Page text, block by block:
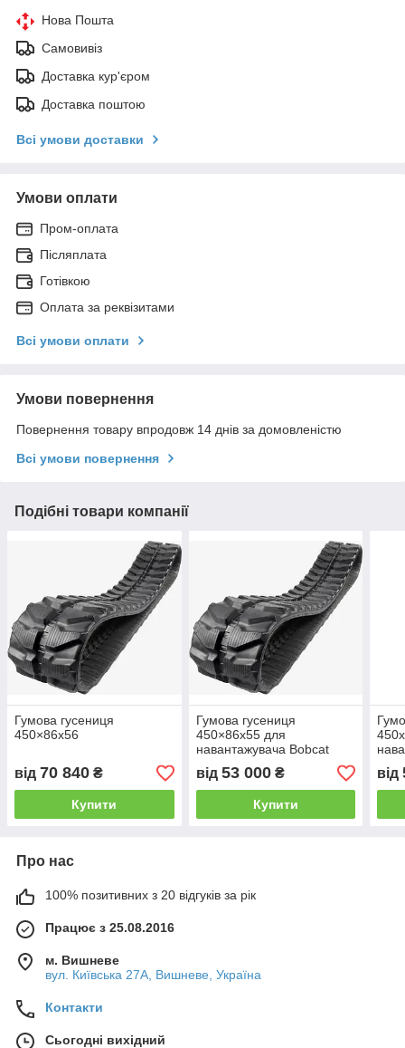
Нова Пошта
Самовивіз
Доставка кур'єром
Доставка поштою
Всі умови доставки
Умови оплати
Пром-оплата
Післяплата
Готівкою
Оплата за реквізитами
Всі умови оплати
Умови повернення
Повернення товару впродовж 14 днів за домовленістю
Всі умови повернення
Подібні товари компанії
Гумова гусениця
450×86x56
від 70 840 ₴
Купити
Гумова гусениця
450×86x55 для
навантажувача Bobcat
від 53 000₴
Купити
від
Про нас
100% позитивних з 20 відгуків за рік
Працює з 25.08.2016
м. Вишневе
вул. Київська 27А, Вишневе, Україна
Контакти
Сьогодні вихідний